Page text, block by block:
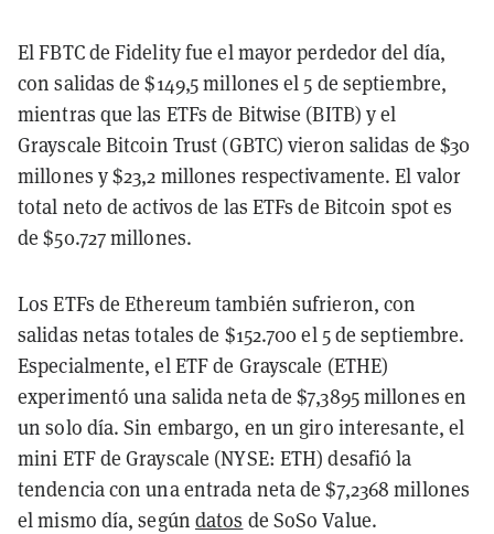
El FBTC de Fidelity fue el mayor perdedor del día,
con salidas de $149,5 millones el 5 de septiembre,
mientras que las ETFs de Bitwise (BITB) y el
Grayscale Bitcoin Trust (GBTC) vieron salidas de $30
millones y $23,2 millones respectivamente. El valor
total neto de activos de las ETFs de Bitcoin spot es
de $50.727 millones.
Los ETFs de Ethereum también sufrieron, con
salidas netas totales de $152.700 el 5 de septiembre.
Especialmente, el ETF de Grayscale (ETHE)
experimentó una salida neta de $7,3895 millones en
un solo día. Sin embargo, en un giro interesante, el
mini ETF de Grayscale (NYSE: ETH) desafió la
tendencia con una entrada neta de $7,2368 millones
el mismo día, según datos de SoSo Value.